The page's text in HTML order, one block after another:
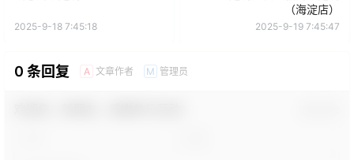
2025-9-18 7:45:18
（海淀店）
2025-9-19 7:45:47
0 条回复 A 文章作者 M 管理员